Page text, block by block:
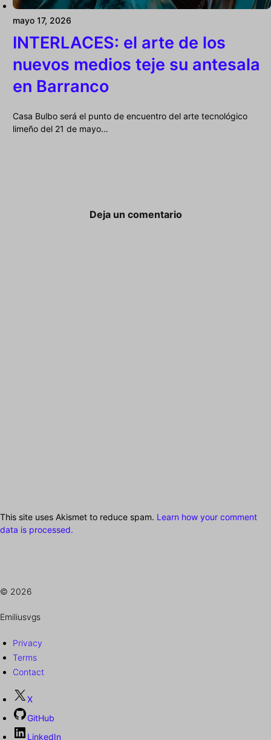
mayo 17, 2026
INTERLACES: el arte de los
nuevos medios teje su antesala
en Barranco
Casa Bulbo será el punto de encuentro del arte tecnológico
limeño del 21 de mayo…
Deja un comentario
This site uses Akismet to reduce spam. Learn how your comment
data is processed.
© 2026
Emiliusvgs
Privacy
Terms
Contact
X
GitHub
LinkedIn